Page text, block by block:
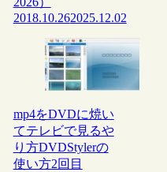
2018.10.262025.12.02
mp4をDVDに焼い
てテレビで見るや
り方DVDStylerの
使い方2回目